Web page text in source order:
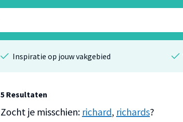
Inspiratie op jouw vakgebied
5 Resultaten
Zocht je misschien: richard, richards?